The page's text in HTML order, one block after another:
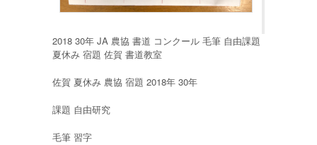
2018 30年 JA 農協 書道 コンクール 毛筆 自由課題
夏休み 宿題 佐賀 書道教室
佐賀 夏休み 農協 宿題 2018年 30年
課題 自由研究
毛筆 習字